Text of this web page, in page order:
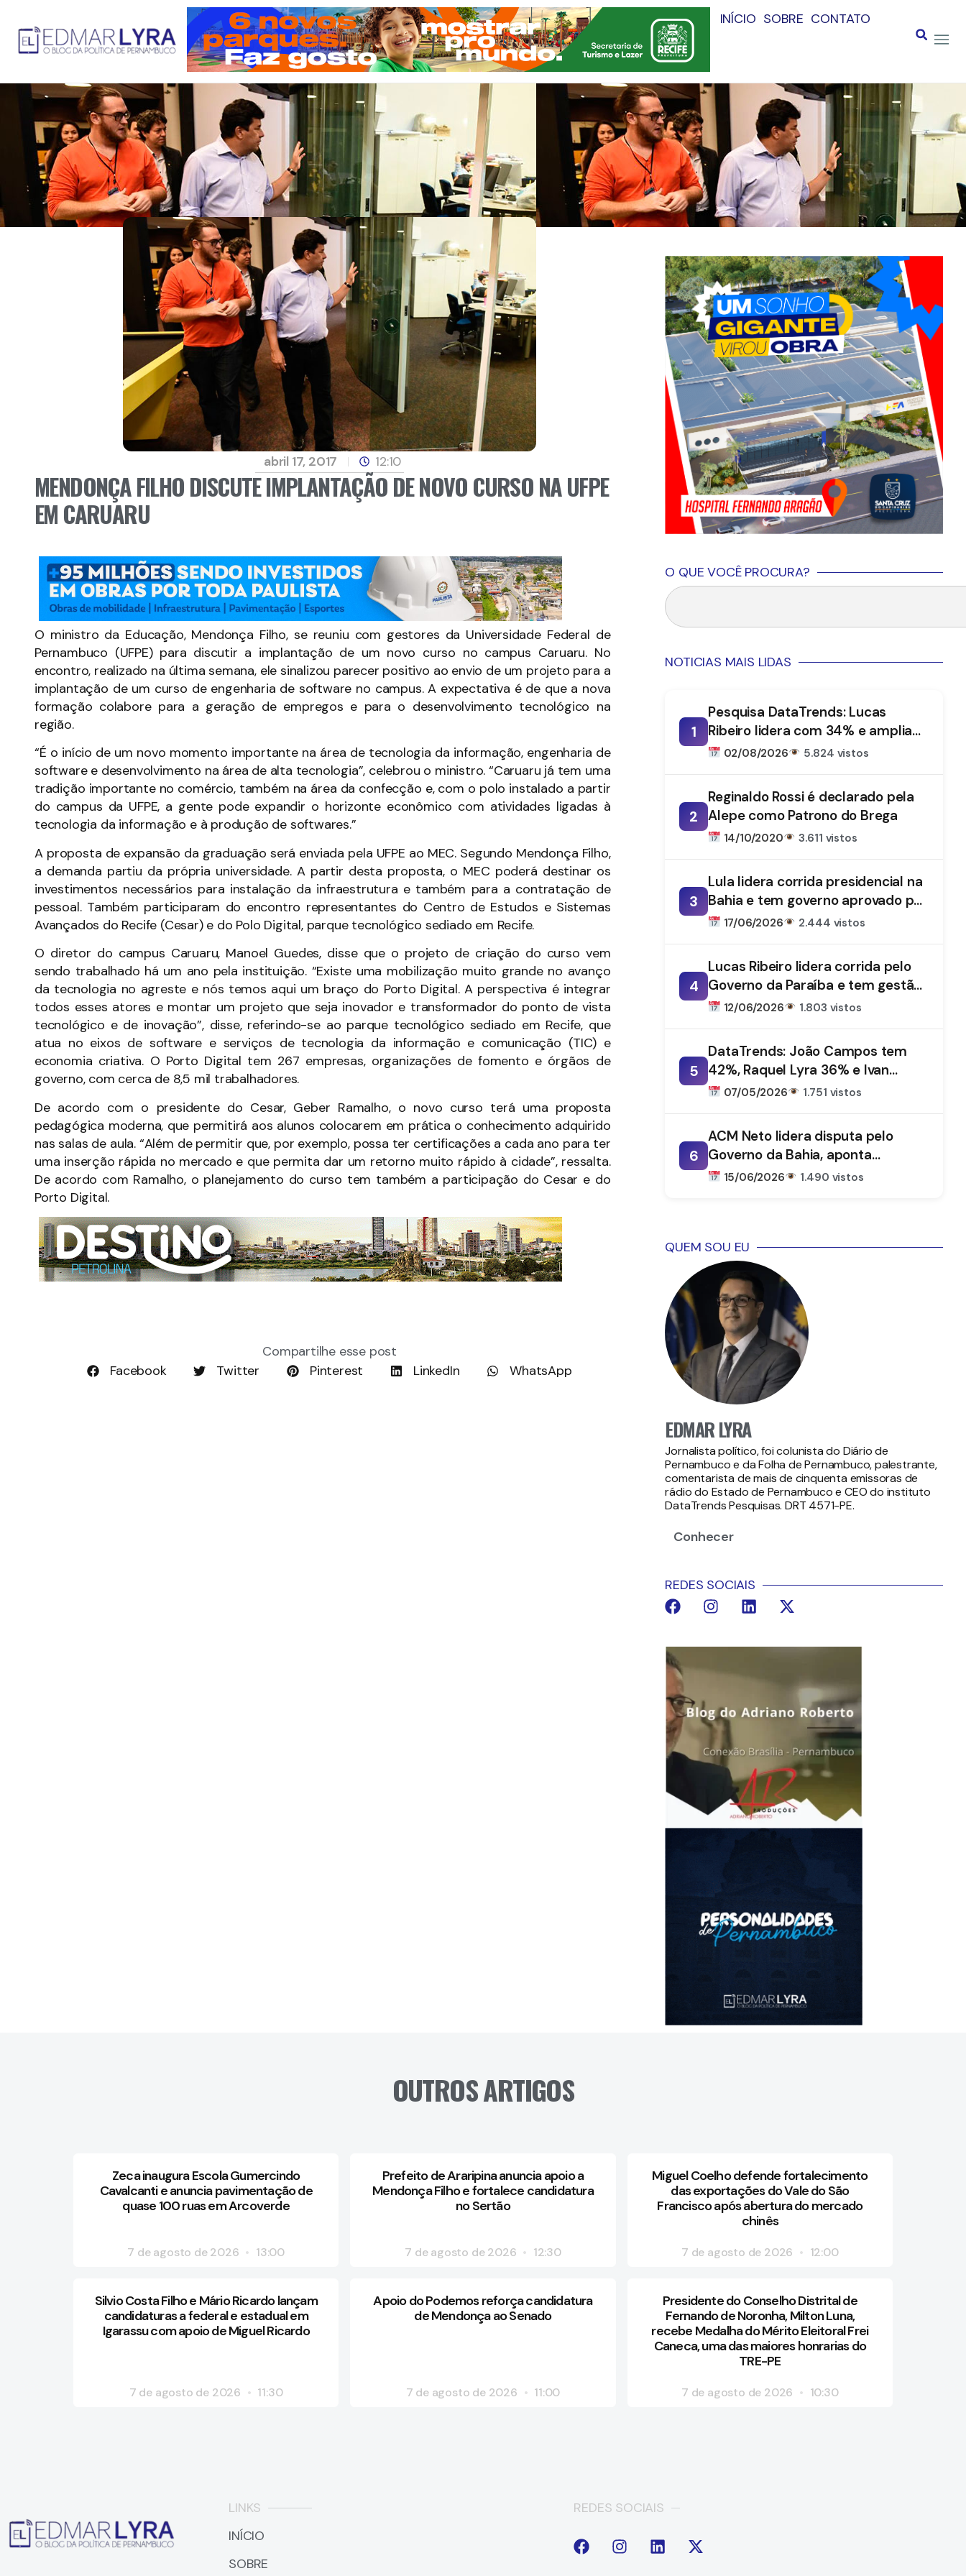
INÍCIO SOBRE CONTATO
abril 17, 2017 12:10
MENDONÇA FILHO DISCUTE IMPLANTAÇÃO DE NOVO CURSO NA UFPE
EM CARUARU
O ministro da Educação, Mendonça Filho, se reuniu com gestores da Universidade Federal de
Pernambuco (UFPE) para discutir a implantação de um novo curso no campus Caruaru. No
encontro, realizado na última semana, ele sinalizou parecer positivo ao envio de um projeto para a
implantação de um curso de engenharia de software no campus. A expectativa é de que a nova
formação colabore para a geração de empregos e para o desenvolvimento tecnológico na
região.
“É o início de um novo momento importante na área de tecnologia da informação, engenharia de
software e desenvolvimento na área de alta tecnologia”, celebrou o ministro. “Caruaru já tem uma
tradição importante no comércio, também na área da confecção e, com o polo instalado a partir
do campus da UFPE, a gente pode expandir o horizonte econômico com atividades ligadas à
tecnologia da informação e à produção de softwares.”
A proposta de expansão da graduação será enviada pela UFPE ao MEC. Segundo Mendonça Filho,
a demanda partiu da própria universidade. A partir desta proposta, o MEC poderá destinar os
investimentos necessários para instalação da infraestrutura e também para a contratação de
pessoal. Também participaram do encontro representantes do Centro de Estudos e Sistemas
Avançados do Recife (Cesar) e do Polo Digital, parque tecnológico sediado em Recife.
O diretor do campus Caruaru, Manoel Guedes, disse que o projeto de criação do curso vem
sendo trabalhado há um ano pela instituição. “Existe uma mobilização muito grande no avanço
da tecnologia no agreste e nós temos aqui um braço do Porto Digital. A perspectiva é integrar
todos esses atores e montar um projeto que seja inovador e transformador do ponto de vista
tecnológico e de inovação”, disse, referindo-se ao parque tecnológico sediado em Recife, que
atua no eixos de software e serviços de tecnologia da informação e comunicação (TIC) e
economia criativa. O Porto Digital tem 267 empresas, organizações de fomento e órgãos de
governo, com cerca de 8,5 mil trabalhadores.
De acordo com o presidente do Cesar, Geber Ramalho, o novo curso terá uma proposta
pedagógica moderna, que permitirá aos alunos colocarem em prática o conhecimento adquirido
nas salas de aula. “Além de permitir que, por exemplo, possa ter certificações a cada ano para ter
uma inserção rápida no mercado e que permita dar um retorno muito rápido à cidade”, ressalta.
De acordo com Ramalho, o planejamento do curso tem também a participação do Cesar e do
Porto Digital.
Compartilhe esse post
Facebook
Twitter Pinterest LinkedIn WhatsApp
O QUE VOCÊ PROCURA?
NOTICIAS MAIS LIDAS
1
Pesquisa DataTrends: Lucas
Ribeiro lidera com 34% e amplia
vantagem na disputa pelo
02/08/2026 5.824 vistos
2
Reginaldo Rossi é declarado pela
Alepe como Patrono do Brega
14/10/2020 3.611 vistos
3
Lula lidera corrida presidencial na
Bahia e tem governo aprovado por
61%, aponta DataTrends
17/06/2026 2.444 vistos
4
Lucas Ribeiro lidera corrida pelo
Governo da Paraíba e tem gestão
aprovada por 66%, aponta
12/06/2026 1.803 vistos
5
DataTrends: João Campos tem
42%, Raquel Lyra 36% e Ivan
Moraes 1%
07/05/2026 1.751 vistos
6
ACM Neto lidera disputa pelo
Governo da Bahia, aponta
DataTrends
15/06/2026 1.490 vistos
QUEM SOU EU
EDMAR LYRA
Jornalista político, foi colunista do Diário de
Pernambuco e da Folha de Pernambuco, palestrante,
comentarista de mais de cinquenta emissoras de
rádio do Estado de Pernambuco e CEO do instituto
DataTrends Pesquisas. DRT 4571-PE.
Conhecer
REDES SOCIAIS
OUTROS ARTIGOS
Zeca inaugura Escola Gumercindo
Cavalcanti e anuncia pavimentação de
quase 100 ruas em Arcoverde
7 de agosto de 2026 13:00
Prefeito de Araripina anuncia apoio a
Mendonça Filho e fortalece candidatura
no Sertão
7 de agosto de 2026 12:30
Miguel Coelho defende fortalecimento
das exportações do Vale do São
Francisco após abertura do mercado
chinês
7 de agosto de 2026 12:00
Silvio Costa Filho e Mário Ricardo lançam
candidaturas a federal e estadual em
Igarassu com apoio de Miguel Ricardo
7 de agosto de 2026 11:30
Apoio do Podemos reforça candidatura
de Mendonça ao Senado
7 de agosto de 2026 11:00
Presidente do Conselho Distrital de
Fernando de Noronha, Milton Luna,
recebe Medalha do Mérito Eleitoral Frei
Caneca, uma das maiores honrarias do
TRE-PE
7 de agosto de 2026 10:30
LINKS
INÍCIO
SOBRE
REDES SOCIAIS